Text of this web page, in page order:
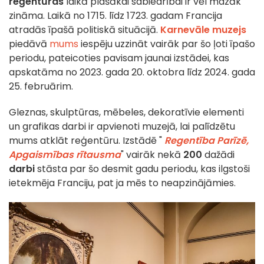
zināma. Laikā no 1715. līdz 1723. gadam Francija
atradās īpašā politiskā situācijā. Karnevāle muzejs
piedāvā mums iespēju uzzināt vairāk par šo ļoti īpašo
periodu, pateicoties pavisam jaunai izstādei, kas
apskatāma no 2023. gada 20. oktobra līdz 2024. gada
25. februārim.
Gleznas, skulptūras, mēbeles, dekoratīvie elementi
un grafikas darbi ir apvienoti muzejā, lai palīdzētu
mums atklāt reģentūru. Izstādē " Regentība Parīzē,
Apgaismības rītausma" vairāk nekā 200 dažādi
darbistāsta par šo desmit gadu periodu, kas ilgstoši
ietekmēja Franciju, pat ja mēs to neapzinājāmies.